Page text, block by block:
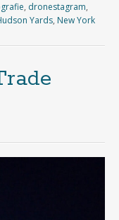
, dronestagram,
Yards, New York